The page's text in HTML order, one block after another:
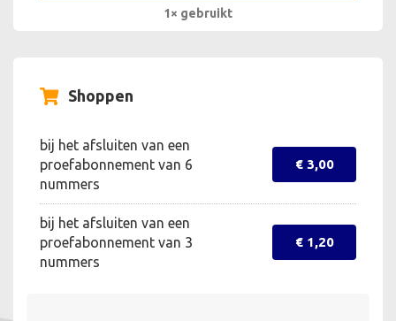
1× gebruikt
Shoppen
bij het afsluiten van een
proefabonnement van 6
nummers
€ 3,00
bij het afsluiten van een
proefabonnement van 3
nummers
€ 1,20